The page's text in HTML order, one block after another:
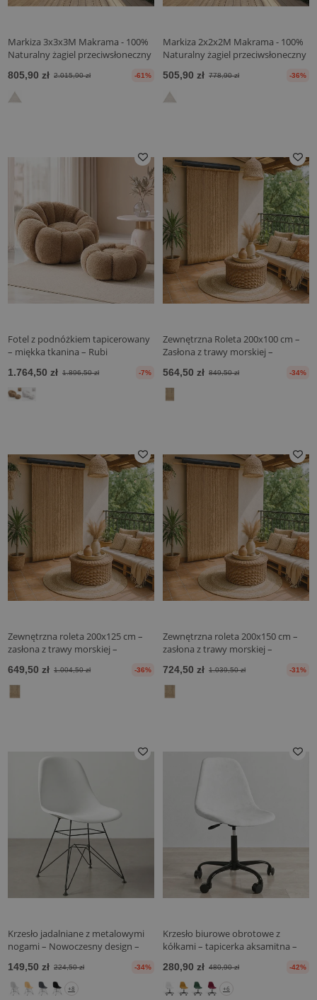
Markiza 3x3x3M Makrama - 100%
Naturalny żagiel przeciwsłoneczny
805,90 zł 2.015,90 zł -61%
Markiza 2x2x2M Makrama - 100%
Naturalny żagiel przeciwsłoneczny
505,90 zł 778,90 zł -36%
Fotel z podnóżkiem tapicerowany
– miękka tkanina – Rubi
1.764,50 zł 1.896,50 zł -7%
Zewnętrzna Roleta 200x100 cm –
Zasłona z trawy morskiej –
prywatność
564,50 zł 849,50 zł -34%
Zewnętrzna roleta 200x125 cm –
zasłona z trawy morskiej –
prywatność
649,50 zł 1.004,50 zł -36%
Zewnętrzna roleta 200x150 cm –
zasłona z trawy morskiej –
prywatność
724,50 zł 1.039,50 zł -31%
Krzesło jadalniane z metalowymi
nogami – Nowoczesny design –
149,50 zł 224,50 zł -34%
+8
Krzesło biurowe obrotowe z
kółkami – tapicerka aksamitna –
280,90 zł 480,90 zł -42%
+6